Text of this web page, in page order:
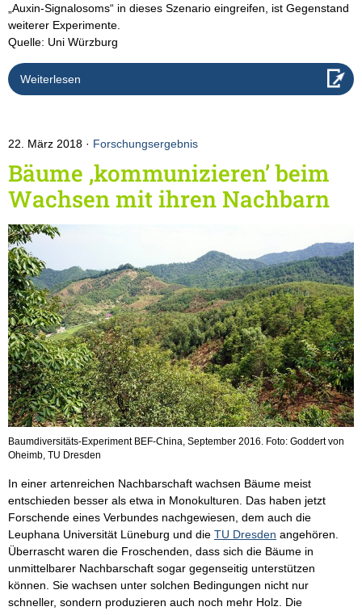
„Auxin-Signalosoms“ in dieses Szenario eingreifen, ist Gegenstand
weiterer Experimente.
Quelle: Uni Würzburg
Weiterlesen
22. März 2018 Forschungsergebnis
Bäume ‚kommunizieren’ beim
Wachsen mit ihren Nachbarn
Baumdiversitäts-Experiment BEF-China, September 2016. Foto: Goddert von
Oheimb, TU Dresden
In einer artenreichen Nachbarschaft wachsen Bäume meist
entschieden besser als etwa in Monokulturen. Das haben jetzt
Forschende eines Verbundes nachgewiesen, dem auch die
Leuphana Universität Lüneburg und die TU Dresden angehören.
Überrascht waren die Froschenden, dass sich die Bäume in
unmittelbarer Nachbarschaft sogar gegenseitig unterstützen
können. Sie wachsen unter solchen Bedingungen nicht nur
schneller, sondern produzieren auch noch mehr Holz. Die